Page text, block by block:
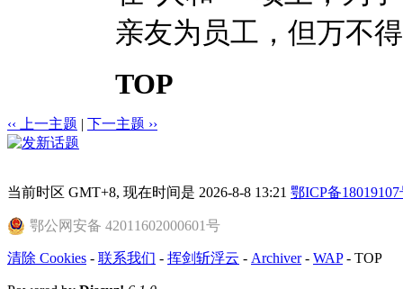
亲友为员工，但万不
TOP
‹‹ 上一主题 | 下一主题 ››
当前时区 GMT+8, 现在时间是 2026-8-8 13:21 鄂ICP备18019107
鄂公网安备 42011602000601号
清除 Cookies - 联系我们 - 挥剑斩浮云 - Archiver- WAP- TOP